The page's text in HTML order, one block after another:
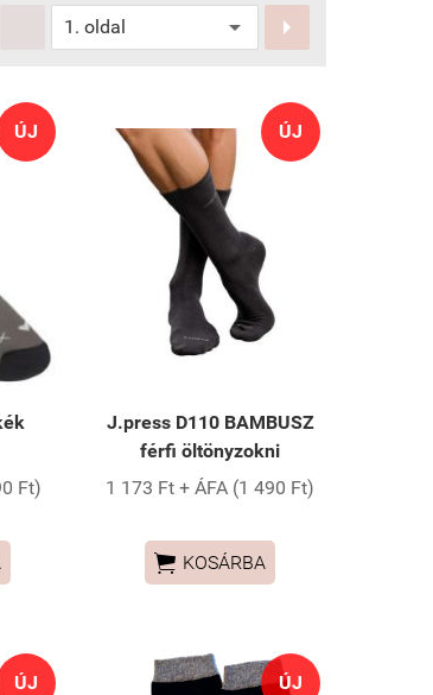

ÚJ
Ft)
ÚJ
J.press D110 BAMBUSZ
férfi öltönyzokni
1 173 Ft + ÁFA (1 490 Ft)
 KOSÁRBA
ÚJ ÚJ